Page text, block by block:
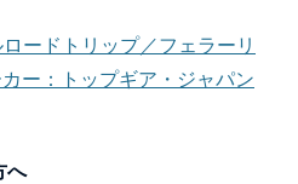
ードトリップ／フェラーリ
ー：トップギア・ジャパン
へ